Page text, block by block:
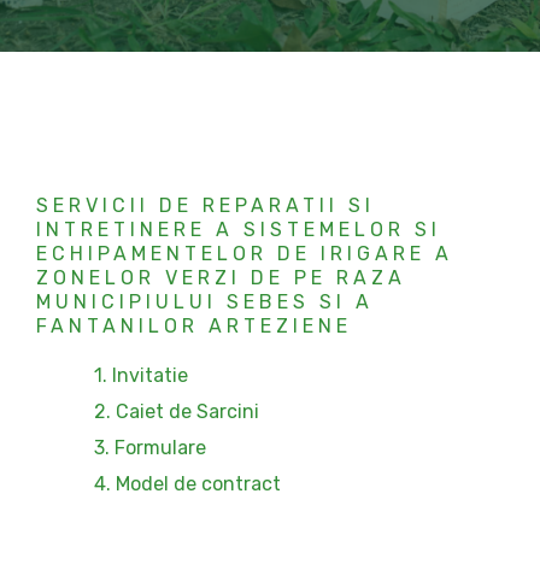
SERVICII DE REPARATII SI
INTRETINERE A SISTEMELOR SI
ECHIPAMENTELOR DE IRIGARE A
ZONELOR VERZI DE PE RAZA
MUNICIPIULUI SEBES SI A
FANTANILOR ARTEZIENE
1. Invitatie
2. Caiet de Sarcini
3. Formulare
4. Model de contract